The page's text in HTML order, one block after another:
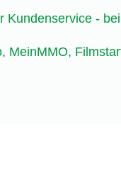
Kundenservice -
MeinMMO,